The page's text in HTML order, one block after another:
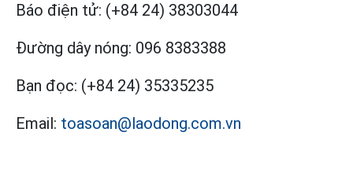
Báo điện tử: (+84 24) 38303044
Đường dây nóng: 096 8383388
Bạn đọc: (+84 24) 35335235
Email: toasoan@laodong.com.vn